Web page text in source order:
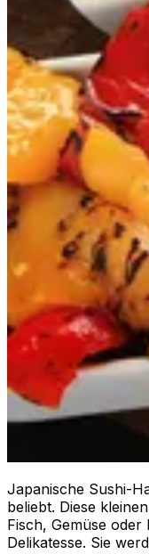
Japanische Sushi-
beliebt. Diese
Fisch, Gemüse
Delikatesse. Sie